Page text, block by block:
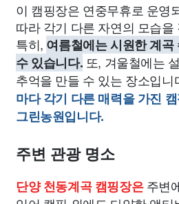
이 캠핑장은 연중무휴로 운영
따라 각기 다른 자연의 모습
특히, 여름철에는 시원한 계
수 있습니다. 또, 겨울철에는
추억을 만들 수 있는 장소입니
마다 각기 다른 매력을 가진
그린농원입니다.
주변 관광 명소
단양 천동계곡 캠핑장은주변